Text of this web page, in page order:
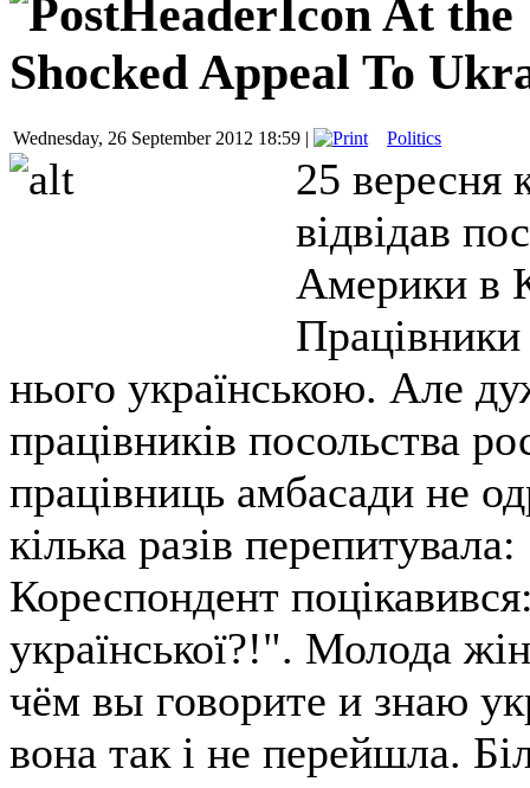
At the
Shocked Appeal To
Wednesday, 26 September 2012 18:59 | Politics
25 вересня
відвідав
Америки в
нього українською. Але
працівників посольства
працівниць амбасади не
кілька разів
Кореспондент
української?!". Молода
чём вы говорите и знаю
вона так і не перейшла.